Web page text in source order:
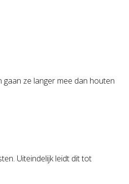
ze langer mee dan houten
Uiteindelijk leidt dit tot